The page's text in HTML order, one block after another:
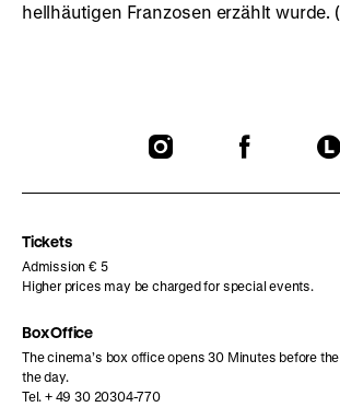
hellhäutigen Franzosen erzählt wurde.
To
To
Tickets
Admission € 5
Higher prices may be charged for special events.
Box Office
The cinema’s box office opens 30 Minutes before
the day.
Tel. + 49 30 20304-770